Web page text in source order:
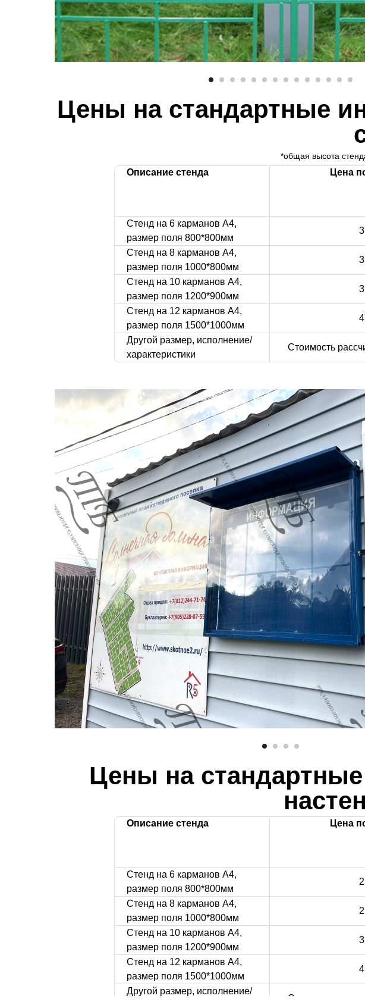
Цены на стандартные
*общая высота
Описание стенда Цена
Стенд на 6 карманов А4,
размер поля 800*800мм
Стенд на 8 карманов А4,
размер поля 1000*800мм
Стенд на 10 карманов А4,
размер поля 1200*900мм
Стенд на 12 карманов А4,
размер поля 1500*1000мм
Другой размер, исполнение/
характеристики
Стоимость
Цены на
Описание стенда Цена
Стенд на 6 карманов А4,
размер поля 800*800мм
Стенд на 8 карманов А4,
размер поля 1000*800мм
Стенд на 10 карманов А4,
размер поля 1200*900мм
Стенд на 12 карманов А4,
размер поля 1500*1000мм
Другой размер, исполнение/
Стоимость